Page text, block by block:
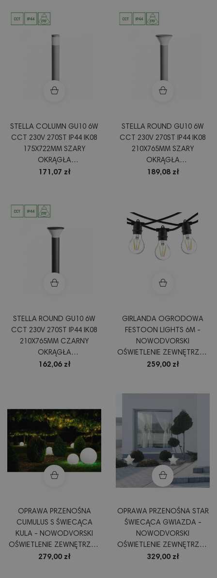
STELLA COLUMN GU10 6W
CCT 230V 270ST IP44 IK08
175X722MM SZARY
OKRĄGŁA
SLI003054CCT_PW
171,07 zł
STELLA ROUND GU10 6W
CCT 230V 270ST IP44 IK08
210X765MM SZARY
OKRĄGŁA
SLI003056CCT_PW
189,08 zł
STELLA ROUND GU10 6W
CCT 230V 270ST IP44 IK08
210X765MM CZARNY
OKRĄGŁA
SLI003055CCT_PW
162,06 zł
GIRLANDA OGRODOWA
FESTOON LIGHTS 6M -
NOWODVORSKI
OŚWIETLENIE ZEWNĘTRZNE
OPRAWA PRZENOŚNA
259,00 zł
OPRAWA PRZENOŚNA
CUMULUS S ŚWIECĄCA
KULA - NOWODVORSKI
OŚWIETLENIE ZEWNĘTRZNE
DEKORACJA OGRODU
279,00 zł
OPRAWA PRZENOŚNA STAR
ŚWIECĄCA GWIAZDA -
NOWODVORSKI
OŚWIETLENIE ZEWNĘTRZNE
OGRÓD TARAS
329,00 zł